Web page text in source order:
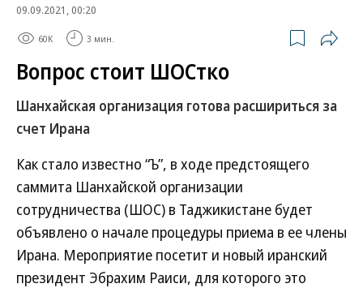
09.09.2021, 00:20
60K 3 мин.
Вопрос стоит ШОСтко
Шанхайская организация готова расшириться за
счет Ирана
Как стало известно “Ъ”, в ходе предстоящего
саммита Шанхайской организации
сотрудничества (ШОС) в Таджикистане будет
объявлено о начале процедуры приема в ее члены
Ирана. Мероприятие посетит и новый иранский
президент Эбрахим Раиси, для которого это